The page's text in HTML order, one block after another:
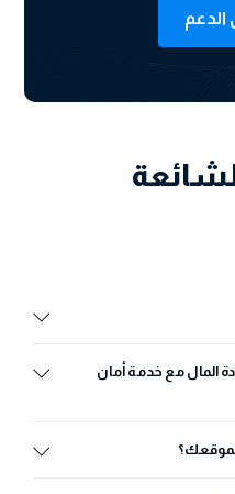
المال مع خدمة أمان